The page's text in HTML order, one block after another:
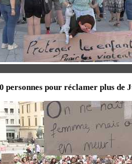
personnes pour réclamer plus de